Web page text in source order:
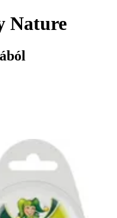
Nature